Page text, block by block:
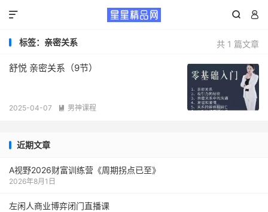
 

共 1 篇文章
标签：亲密关系
舒悦 亲密关系（9节）
2025-04-07  男神课程
近期文章
A视野2026财富训练营《周期拐点已至》
2026年8月1日
左闲人商业博弈闭门直播课